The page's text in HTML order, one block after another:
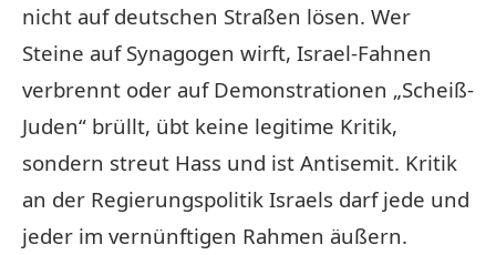
nicht auf deutschen Straßen lösen. Wer
Steine auf Synagogen wirft, Israel-Fahnen
verbrennt oder auf Demonstrationen „Scheiß-
Juden“ brüllt, übt keine legitime Kritik,
sondern streut Hass und ist Antisemit. Kritik
an der Regierungspolitik Israels darf jede und
jeder im vernünftigen Rahmen äußern.